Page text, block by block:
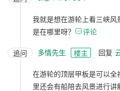
我就是想在游轮上看三峡
是在哪里呀？ 评论
追问 多情先生 楼主 回复
在游轮的顶层甲板是可以
里还会有船陪去风景进行讲